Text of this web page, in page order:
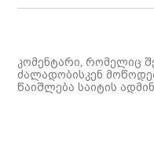
კომენტარი, რომელიც
ძალადობისკენ
წაიშლება საიტის